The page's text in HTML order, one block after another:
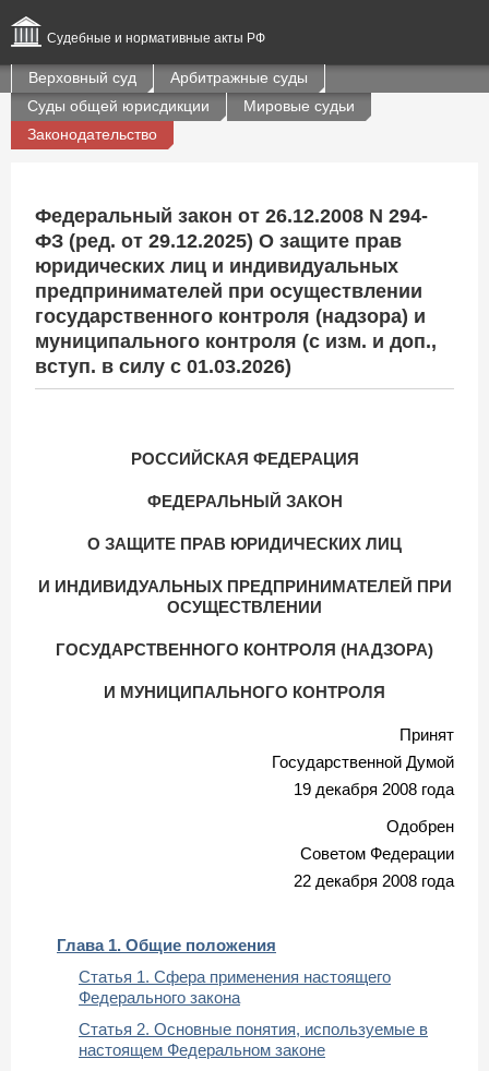
Судебные и нормативные акты РФ
Верховный суд
Арбитражные суды
Суды общей юрисдикции
Мировые судьи
Законодательство
Федеральный закон от 26.12.2008 N 294-
ФЗ (ред. от 29.12.2025) О защите прав
юридических лиц и индивидуальных
предпринимателей при осуществлении
государственного контроля (надзора) и
муниципального контроля (с изм. и доп.,
вступ. в силу с 01.03.2026)
РОССИЙСКАЯ ФЕДЕРАЦИЯ
ФЕДЕРАЛЬНЫЙ ЗАКОН
О ЗАЩИТЕ ПРАВ ЮРИДИЧЕСКИХ ЛИЦ
И ИНДИВИДУАЛЬНЫХ ПРЕДПРИНИМАТЕЛЕЙ ПРИ
ОСУЩЕСТВЛЕНИИ
ГОСУДАРСТВЕННОГО КОНТРОЛЯ (НАДЗОРА)
И МУНИЦИПАЛЬНОГО КОНТРОЛЯ
Принят
Государственной Думой
19 декабря 2008 года
Одобрен
Советом Федерации
22 декабря 2008 года
Глава 1. Общие положения
Статья 1. Сфера применения настоящего
Федерального закона
Статья 2. Основные понятия, используемые в
настоящем Федеральном законе